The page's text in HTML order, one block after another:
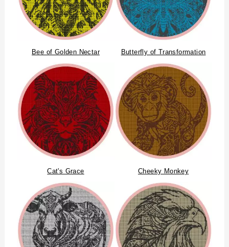
Bee of Golden Nectar Butterfly of Transformation
Cat's Grace Cheeky Monkey